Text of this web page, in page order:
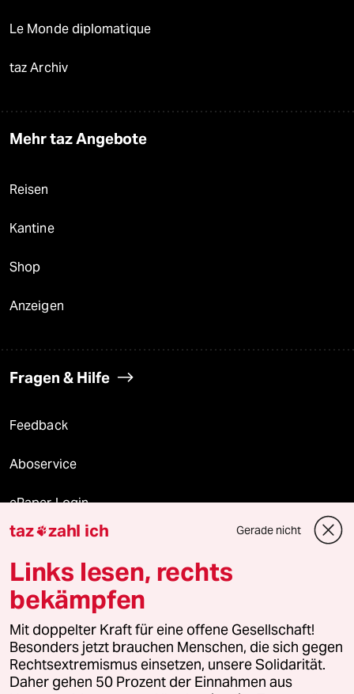
Le Monde diplomatique
taz Archiv
Mehr taz Angebote
Reisen
Kantine
Shop
Anzeigen
Fragen & Hilfe
Feedback
Aboservice
ePaper Login
Downloads für Abonnierende
© 2026 taz Verlags und Vertriebs GmbH
Alle Rechte vorbehalten. Bei rechtlichen Fragen oder für Genehmigungen
wenden Sie sich bitte an
lizenzen@taz.de
Feedback Redaktionsstatut Kommune-Richtlinien
taz zahl ich Gerade nicht
Links lesen, rechts
bekämpfen
Mit doppelter Kraft für eine offene Gesellschaft!
Besonders jetzt brauchen Menschen, die sich gegen
Rechtsextremismus einsetzen, unsere Solidarität.
Daher gehen 50 Prozent der Einnahmen aus